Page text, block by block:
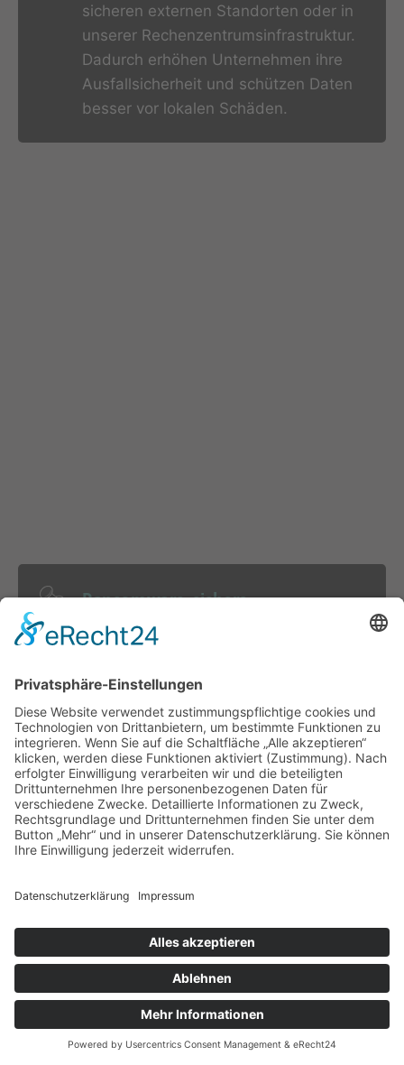
sicheren externen Standorten oder in
unserer Rechenzentrumsinfrastruktur.
Dadurch erhöhen Unternehmen ihre
Ausfallsicherheit und schützen Daten
besser vor lokalen Schäden.
Ransomware-sichere
Datensicherung
schützen Unternehmensdaten vor den
Folgen von Verschlüsselungstrojanern
und Cyberangriffen. Im Ernstfall
ermöglichen sie eine schnelle
Wiederherstellung wichtiger Systeme
und Dateien.